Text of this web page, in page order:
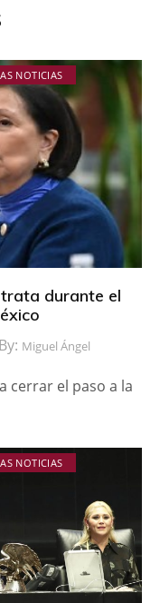
NOTICIAS
durante el
Miguel Ángel
cerrar el paso a la
NOTICIAS